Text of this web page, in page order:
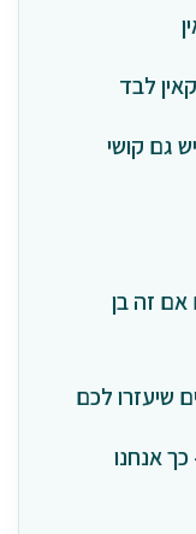
לבד
גם קושי
אם זה בן
שיעזרו לכם
אנחנו